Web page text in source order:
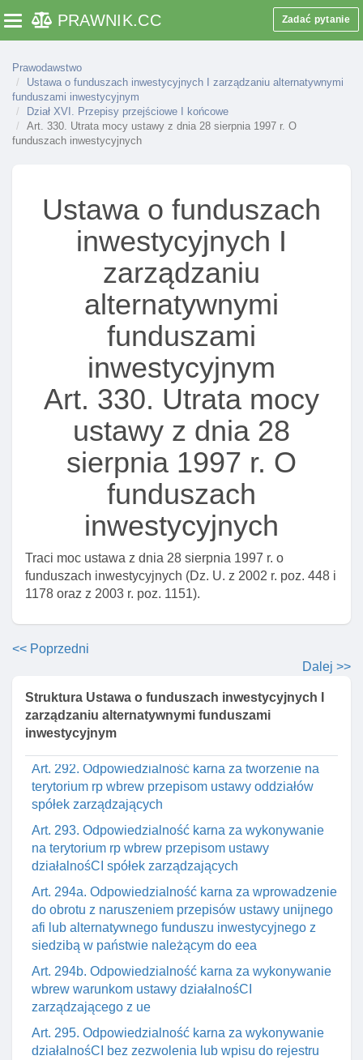
Toggle navigation
PRAWNIK.CC Zadać pytanie
Prawodawstwo
Ustawa o funduszach inwestycyjnych I zarządzaniu alternatywnymi
funduszami inwestycyjnym
Dział XVI. Przepisy przejściowe I końcowe
Art. 330. Utrata mocy ustawy z dnia 28 sierpnia 1997 r. O
funduszach inwestycyjnych
Ustawa o funduszach
inwestycyjnych I
zarządzaniu
alternatywnymi
funduszami
inwestycyjnym
Art. 330. Utrata mocy
ustawy z dnia 28
sierpnia 1997 r. O
funduszach
inwestycyjnych
Traci moc ustawa z dnia 28 sierpnia 1997 r. o
funduszach inwestycyjnych (Dz. U. z 2002 r. poz. 448 i
1178 oraz z 2003 r. poz. 1151).
<< Poprzedni
Dalej >>
Struktura Ustawa o funduszach inwestycyjnych I
zarządzaniu alternatywnymi funduszami
inwestycyjnym
goszczących w zakresie nadzoru nad towarzystwami
I spółkami zarządzającymi
prawa dotyczących funduszy inwestycyjnych
otwartych
Art. 286b. Współpraca komisji z organami nadzoru
państw członkowskich
bez zezwolenia działalnośCI inwestycyjnej
Art. 287a. Odpowiedzialność karna za podawanie
nieprawdziwych lub zatajanie prawdziwych danych
w informacjach
Art. 288a. Odpowiedzialność karna za niezgodne z
prawdą dane w kluczowych informacjach dla
Art. 288b. Odpowiedzialność karna za podanie
nieprawdziwych informacji w informacji dla klienta
alternatywnego funduszu inwestycyjnego
Art. 288c. Odpowiedzialność karna za niedopełnienie
obowiązków w zakresie przekazywania lub
publikowania dokumentów
Art. 288d. Odpowiedzialność karna za podawanie
nieprawdziwych informacji w polityce dotyczącej
zaangażowania
Art. 288e. Odpowiedzialność karna za podawanie
nieprawdziwych danych w informacjach
Art. 289. Odpowiedzialność karna obowiązanego - za
ujawnienie tajemnicy zawodowej lub wykorzystanie
Art. 290. Odpowiedzialność karna za zbywanie
tytułów uczestnictwa funduszy zagranicznych wbrew
Art. 291. Odpowiedzialność karna za zbywanie
tytułów uczestnictwa zagranicznych funduszy
inwestycyjnych otwartych wbrew przepisom ustawy
Art. 292. Odpowiedzialność karna za tworzenie na
terytorium rp wbrew przepisom ustawy oddziałów
spółek zarządzających
Art. 293. Odpowiedzialność karna za wykonywanie
na terytorium rp wbrew przepisom ustawy
działalnośCI spółek zarządzających
Art. 294a. Odpowiedzialność karna za wprowadzenie
do obrotu z naruszeniem przepisów ustawy unijnego
afi lub alternatywnego funduszu inwestycyjnego z
siedzibą w państwie należącym do eea
Art. 294b. Odpowiedzialność karna za wykonywanie
wbrew warunkom ustawy działalnośCI
zarządzającego z ue
Art. 295. Odpowiedzialność karna za wykonywanie
działalnośCI bez zezwolenia lub wpisu do rejestru